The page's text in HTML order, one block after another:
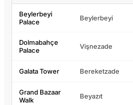
Beylerbeyi
Palace
Beylerbeyi
Dolmabahçe
Palace
Vişnezade
Galata Tower Bereketzade
Grand Bazaar
Walk
Beyazıt